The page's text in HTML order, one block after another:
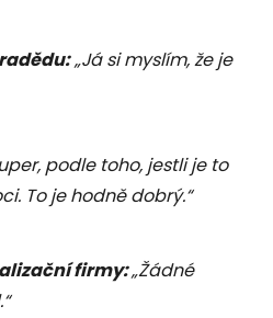
„Já si myslím, že je
podle toho, jestli je to
To je hodně dobrý.“
firmy:„Žádné